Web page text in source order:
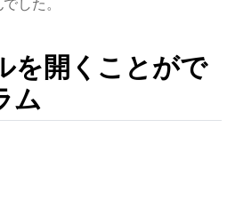
した。
を開くことがで
ム